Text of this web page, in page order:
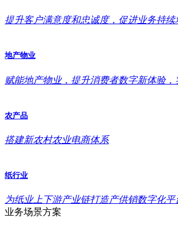
提升客户满意度和忠诚度，促进业务持续
地产物业
赋能地产物业，提升消费者数字新体验
农产品
搭建新农村农业电商体系
纸行业
为纸业上下游产业链打造产供销数字化平
业务场景方案